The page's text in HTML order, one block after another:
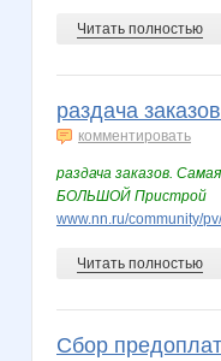
Читать полностью
раздача
комментировать
раздача заказов.
БОЛЬШОЙ Пристрой
www.nn.ru/community/
Читать полностью
Сбор